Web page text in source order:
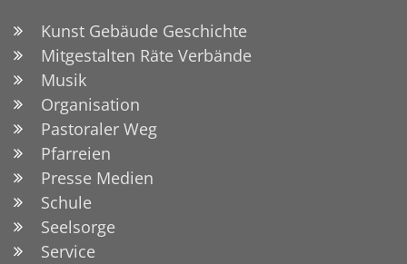
Kunst Gebäude Geschichte
Mitgestalten Räte Verbände
Musik
Organisation
Pastoraler Weg
Pfarreien
Presse Medien
Schule
Seelsorge
Service